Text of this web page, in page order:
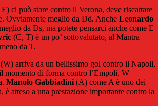
ci può stare contro il Verona, deve riscattare
Ovviamente meglio da Dd. Anche Leonardo
da Ds, ma potete pensarci anche come E
(C, T) è un po’ sottovalutato, al Mantra
da T.
(W) arriva da un bellissimo gol contro il Napoli,
momento di forma contro l’Empoli. W
Manolo Gabbiadini (A) come A è uno dei
è atteso a una prestazione importante contro la